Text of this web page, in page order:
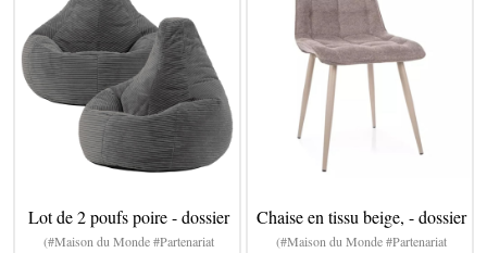
Lot de 2 poufs poire - dossier
(#Maison du Monde #Partenariat
Chaise en tissu beige, - dossier
(#Maison du Monde #Partenariat